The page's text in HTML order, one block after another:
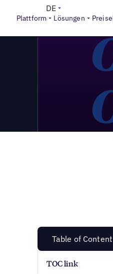
Plattform Lösungen Preise
DE
Local Marketing Beat
Table of Content
TOC link